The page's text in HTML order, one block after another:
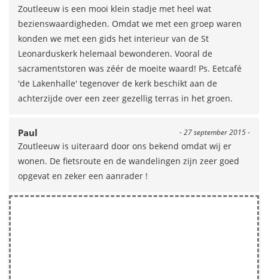
Zoutleeuw is een mooi klein stadje met heel wat
bezienswaardigheden. Omdat we met een groep waren
konden we met een gids het interieur van de St
Leonarduskerk helemaal bewonderen. Vooral de
sacramentstoren was zéér de moeite waard! Ps. Eetcafé
'de Lakenhalle' tegenover de kerk beschikt aan de
achterzijde over een zeer gezellig terras in het groen.
- 27 september 2015 -
Paul
Zoutleeuw is uiteraard door ons bekend omdat wij er
wonen. De fietsroute en de wandelingen zijn zeer goed
opgevat en zeker een aanrader !